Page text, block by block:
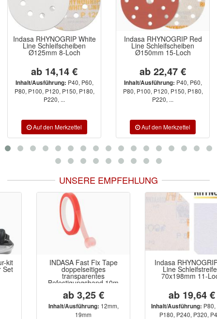
Indasa RHYNOGRIP White
Line Schleifscheiben
Ø125mm 8-Loch
ab 14,14 €
Inhalt/Ausführung: P40, P60,
P80, P100, P120, P150, P180,
P220, ...
Indasa RHYNOGRIP Red
Line Schleifscheiben
Ø150mm 15-Loch
ab 22,47 €
Inhalt/Ausführung: P40, P60,
P80, P100, P120, P150, P180,
P220, ...
UNSERE EMPFEHLUNG
INDASA Fast Fix Tape
doppelseitiges
transparentes
Befestigungsband 10m
ab 3,25 €
Inhalt/Ausführung:12mm,
Indasa RHYNOGRIP HT
Line Schleifstreifen
70x198mm 11-Loch
ab 19,64 €
Inhalt/Ausführung:P80, P120,
P180, P240, P320, P400